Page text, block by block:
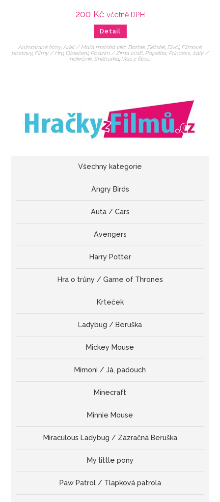
200 Kč včetně DPH
Detail
Animované filmy, Ariel / Malá mořská víla Barbie Dětské Dívčí, Filmové
postavy, Filmy / Hry, Oblečení, Podzim / Zima 2018, Popelka, Princess šály /
nákrčník, Sněhurka, Veci z filmu
Všechny kategorie
Angry Birds
Auta / Cars
Avengers
Harry Potter
Hra o trůny / Game of Thrones
Krteček
Ladybug / Beruška
Mickey Mouse
Mimoni / Já, padouch
Minecraft
Minnie Mouse
Miraculous Ladybug / Zázračná Beruška
My little pony
Paw Patrol / Tlapková patrola